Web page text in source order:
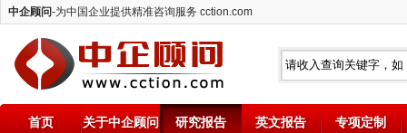
中企顾问-为中国企业提供精准咨询服务 cction.com
中企顾问
首页 关于中企顾问 研究报告 英文报告 专项定制